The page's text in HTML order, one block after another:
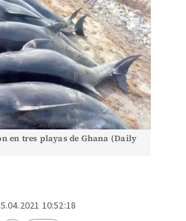
en tres playas de Ghana (Daily
10:52:18